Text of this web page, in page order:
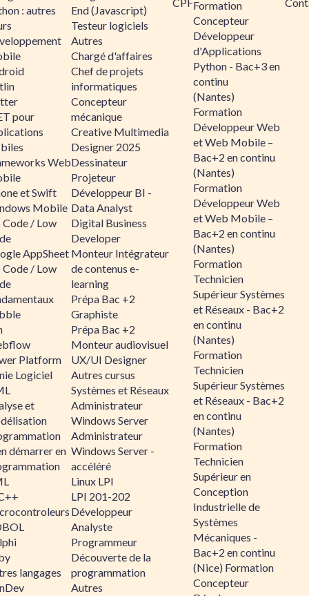
: autres
pour
Web
et Swift
Mobile
/ Low
AppSheet
/ Low
Platform
Logiciel
et
démarrer en
langages
End (Javascript)
Testeur logiciels
Autres
Chargé d'affaires
Chef de projets
informatiques
Concepteur
mécanique
Creative Multimedia
Designer 2025
Dessinateur
Projeteur
Développeur BI -
Data Analyst
Digital Business
Developer
Monteur Intégrateur
de contenus e-
learning
Prépa Bac +2
Graphiste
Prépa Bac +2
Monteur audiovisuel
UX/UI Designer
Autres cursus
Systèmes et Réseaux
Administrateur
Windows Server
Administrateur
Windows Server -
accéléré
Linux LPI
LPI 201-202
Développeur
Analyste
Programmeur
Découverte de la
programmation
Autres
Formation
Concepteur
Développeur
d'Applications
Python - Bac+3 en
continu
(Nantes)
Formation
Développeur Web
et Web Mobile –
Bac+2 en continu
(Nantes)
Formation
Développeur Web
et Web Mobile –
Bac+2 en continu
(Nantes)
Formation
Technicien
Supérieur Systèmes
et Réseaux - Bac+2
en continu
(Nantes)
Formation
Technicien
Supérieur Systèmes
et Réseaux - Bac+2
en continu
(Nantes)
Formation
Technicien
Supérieur en
Conception
Industrielle de
Systèmes
Mécaniques -
Bac+2 en continu
(Nice) Formation
Concepteur